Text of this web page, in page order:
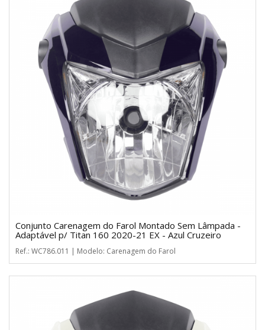
Conjunto Carenagem do Farol Montado Sem Lâmpada -
Adaptável p/ Titan 160 2020-21 EX - Azul Cruzeiro
Ref.: WC786.011 | Modelo: Carenagem do Farol